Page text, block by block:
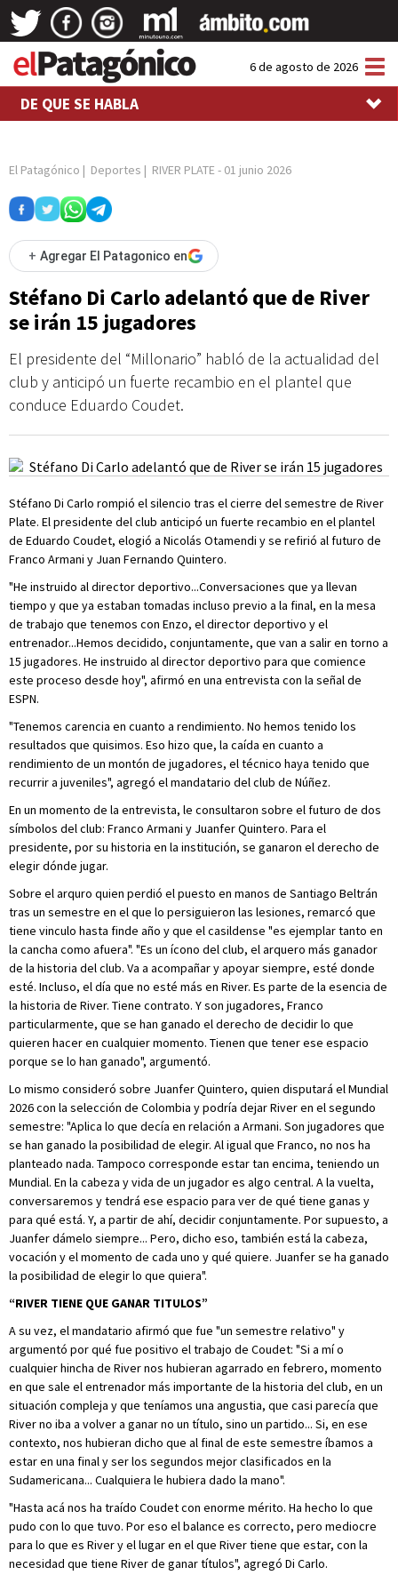
6 de agosto de 2026
DE QUE SE HABLA
El Patagónico | Deportes | RIVER PLATE- 01 junio 2026
+ Agregar El Patagonico en
Stéfano Di Carlo adelantó que de River
se irán 15 jugadores
El presidente del “Millonario” habló de la actualidad del
club y anticipó un fuerte recambio en el plantel que
conduce Eduardo Coudet.
Stéfano Di Carlo rompió el silencio tras el cierre del semestre de River
Plate. El presidente del club anticipó un fuerte recambio en el plantel
de Eduardo Coudet, elogió a Nicolás Otamendi y se refirió al futuro de
Franco Armani y Juan Fernando Quintero.
"He instruido al director deportivo...Conversaciones que ya llevan
tiempo y que ya estaban tomadas incluso previo a la final, en la mesa
de trabajo que tenemos con Enzo, el director deportivo y el
entrenador...Hemos decidido, conjuntamente, que van a salir en torno a
15 jugadores. He instruido al director deportivo para que comience
este proceso desde hoy", afirmó en una entrevista con la señal de
ESPN.
"Tenemos carencia en cuanto a rendimiento. No hemos tenido los
resultados que quisimos. Eso hizo que, la caída en cuanto a
rendimiento de un montón de jugadores, el técnico haya tenido que
recurrir a juveniles", agregó el mandatario del club de Núñez.
En un momento de la entrevista, le consultaron sobre el futuro de dos
símbolos del club: Franco Armani y Juanfer Quintero. Para el
presidente, por su historia en la institución, se ganaron el derecho de
elegir dónde jugar.
Sobre el arquro quien perdió el puesto en manos de Santiago Beltrán
tras un semestre en el que lo persiguieron las lesiones, remarcó que
tiene vinculo hasta finde año y que el casildense "es ejemplar tanto en
la cancha como afuera". "Es un ícono del club, el arquero más ganador
de la historia del club. Va a acompañar y apoyar siempre, esté donde
esté. Incluso, el día que no esté más en River. Es parte de la esencia de
la historia de River. Tiene contrato. Y son jugadores, Franco
particularmente, que se han ganado el derecho de decidir lo que
quieren hacer en cualquier momento. Tienen que tener ese espacio
porque se lo han ganado", argumentó.
Lo mismo consideró sobre Juanfer Quintero, quien disputará el Mundial
2026 con la selección de Colombia y podría dejar River en el segundo
semestre: "Aplica lo que decía en relación a Armani. Son jugadores que
se han ganado la posibilidad de elegir. Al igual que Franco, no nos ha
planteado nada. Tampoco corresponde estar tan encima, teniendo un
Mundial. En la cabeza y vida de un jugador es algo central. A la vuelta,
conversaremos y tendrá ese espacio para ver de qué tiene ganas y
para qué está. Y, a partir de ahí, decidir conjuntamente. Por supuesto, a
Juanfer dámelo siempre... Pero, dicho eso, también está la cabeza,
vocación y el momento de cada uno y qué quiere. Juanfer se ha ganado
la posibilidad de elegir lo que quiera".
“RIVER TIENE QUE GANAR TITULOS”
A su vez, el mandatario afirmó que fue "un semestre relativo" y
argumentó por qué fue positivo el trabajo de Coudet: "Si a mí o
cualquier hincha de River nos hubieran agarrado en febrero, momento
en que sale el entrenador más importante de la historia del club, en un
situación compleja y que teníamos una angustia, que casi parecía que
River no iba a volver a ganar no un título, sino un partido... Si, en ese
contexto, nos hubieran dicho que al final de este semestre íbamos a
estar en una final y ser los segundos mejor clasificados en la
Sudamericana... Cualquiera le hubiera dado la mano".
"Hasta acá nos ha traído Coudet con enorme mérito. Ha hecho lo que
pudo con lo que tuvo. Por eso el balance es correcto, pero mediocre
para lo que es River y el lugar en el que River tiene que estar, con la
necesidad que tiene River de ganar títulos", agregó Di Carlo.